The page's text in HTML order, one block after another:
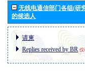
无线电通信部门各组(研
的候选人
请柬
Replies received by BR 仅